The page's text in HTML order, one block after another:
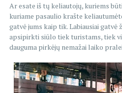
Ar esate iš tų keliautojų, kuriems
kuriame pasaulio krašte
gatvė jums kaip tik. Labiausiai gatvė
apsipirkti siūlo tiek turistams, tiek
dauguma pirkėjų nemažai laiko